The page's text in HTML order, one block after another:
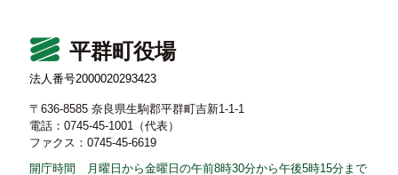
平群町役場
法人番号2000020293423
〒636-8585 奈良県生駒郡平群町吉新1-1-1
電話：0745-45-1001（代表）
ファクス：0745-45-6619
開庁時間 月曜日から金曜日の午前8時30分から午後5時15分まで